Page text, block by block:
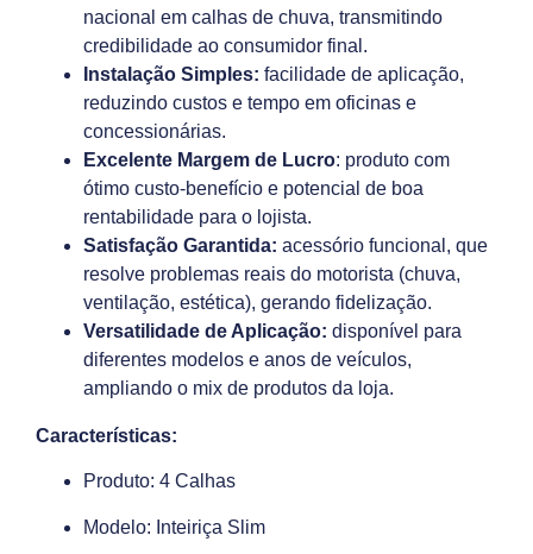
nacional em calhas de chuva, transmitindo
credibilidade ao consumidor final.
Instalação Simples: facilidade de aplicação,
reduzindo custos e tempo em oficinas e
concessionárias.
Excelente Margem de Lucro: produto com
ótimo custo-benefício e potencial de boa
rentabilidade para o lojista.
Satisfação Garantida: acessório funcional, que
resolve problemas reais do motorista (chuva,
ventilação, estética), gerando fidelização.
Versatilidade de Aplicação: disponível para
diferentes modelos e anos de veículos,
ampliando o mix de produtos da loja.
Características:
Produto: 4 Calhas
Modelo: Inteiriça Slim